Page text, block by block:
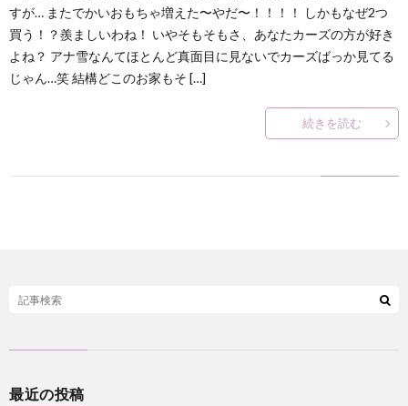
て
すが… またでかいおもちゃ増えた〜やだ〜！！！！ しかもなぜ2つ
買う！？羨ましいわね！ いやそもそもさ、あなたカーズの方が好き
よね？ アナ雪なんてほとんど真面目に見ないでカーズばっか見てる
じゃん…笑 結構どこのお家もそ […]
続きを読む
最近の投稿